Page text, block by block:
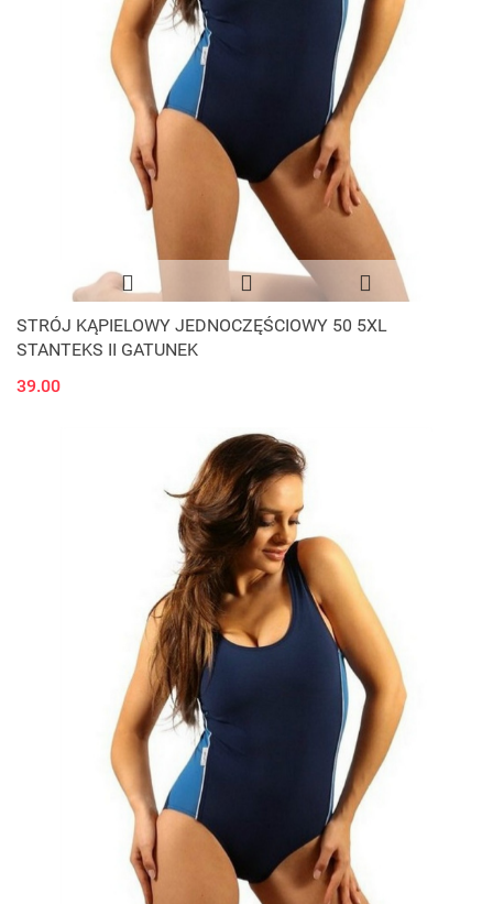
STRÓJ KĄPIELOWY JEDNOCZĘŚCIOWY 50 5XL
STANTEKS II GATUNEK
39.00